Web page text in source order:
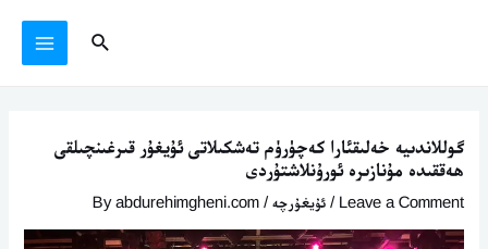
Search
گوللاندىيە خەلىقئارا كەچۈرۈم تەشكىلاتى ئۇيغۇر قىرغىنچىلقى
ھەققىدە مۇنازىرە ئورۇنلاشتۇردى
Leave a Comment
/ئۇيغۇرچە/ By
abdurehimgheni.com